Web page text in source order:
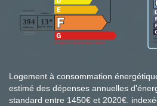
Logement à consommation
estimé des dépenses annuelles
standard entre 1450€ et 2020€.